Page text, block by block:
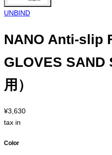
UNBIND
NANO Anti-slip
GLOVES SAND
用）
¥3,630
tax in
Color